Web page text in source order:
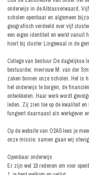
onderwijs in de Alblasserwaard,
scholen openbaar en algemeen
geografisch verdeeld over vijf
een eigen identiteit en werkt vanuit
hoort bij cluster Lingewaal in de
College van bestuur De dagelijkse
bestuurder, mevrouw M. van der
zaken binnen onze scholen. Het is
het onderwijs te borgen, de
ontwikkelen. Haar werk wordt
leden. Zij zien toe op de kwaliteit
fungeert daarnaast als werkgever
Op de website van O2A5 lees je
onze missie: samen gaan wij
Openbaar onderwijs
Er zijn wel 10 redenen om voor